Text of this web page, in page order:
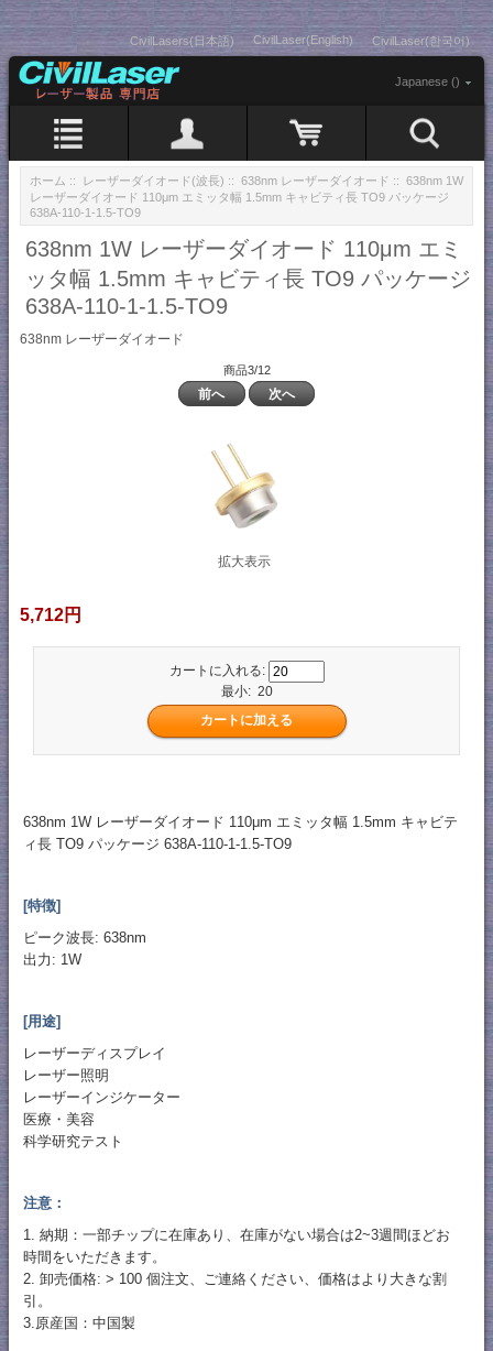
CivilLasers(日本語) CivilLaser(English) CivilLaser(한국어)
Japanese ()
ホーム :: レーザーダイオード(波長) :: 638nm レーザーダイオード :: 638nm 1W
レーザーダイオード 110μm エミッタ幅 1.5mm キャビティ長 TO9 パッケージ
638A-110-1-1.5-TO9
638nm 1W レーザーダイオード 110μm エミ
ッタ幅 1.5mm キャビティ長 TO9 パッケージ
638A-110-1-1.5-TO9
638nm レーザーダイオード
商品3/12
前へ 次へ
拡大表示
5,712円
カートに入れる:
最小: 20
638nm 1W レーザーダイオード 110μm エミッタ幅 1.5mm キャビテ
ィ長 TO9 パッケージ 638A-110-1-1.5-TO9
[特徴]
ピーク波長: 638nm
出力: 1W
[用途]
レーザーディスプレイ
レーザー照明
レーザーインジケーター
医療・美容
科学研究テスト
注意：
1. 納期：一部チップに在庫あり、在庫がない場合は2~3週間ほどお
時間をいただきます。
2. 卸売価格: > 100 個注文、ご連絡ください、価格はより大きな割
引。
3.原産国：中国製